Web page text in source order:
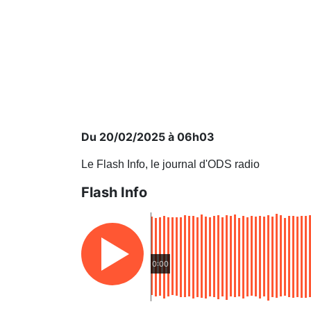
Du 20/02/2025 à 06h03
Le Flash Info, le journal d'ODS radio
Flash Info
0:00